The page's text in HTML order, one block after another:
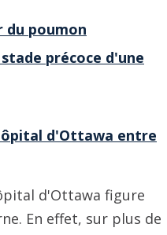
du poumon
précoce d'une
d'Ottawa entre
d'Ottawa figure
En effet, sur plus de